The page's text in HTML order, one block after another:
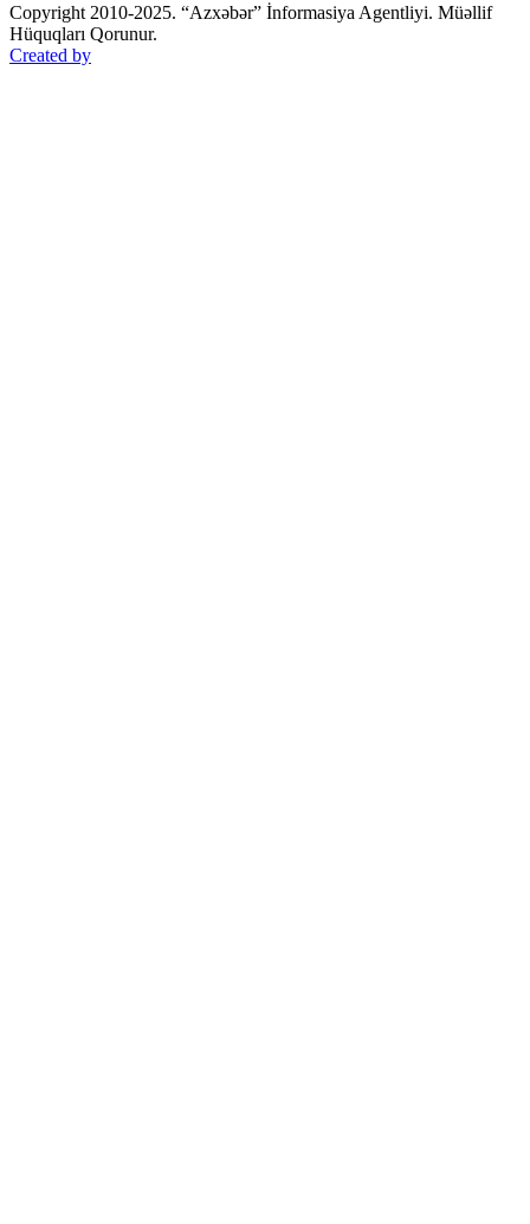
Copyright 2010-2025. “Azxəbər” İnformasiya Agentliyi. Müəllif
Hüquqları Qorunur.
Created by